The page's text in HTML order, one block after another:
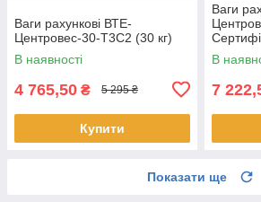
Ваги рахункові ВТЕ-
Центровес-30-Т3С2 (30 кг)
В наявності
4 765,50 ₴ 5 295 ₴
Купити
Ваги
(модуль
В
7
Показати ще